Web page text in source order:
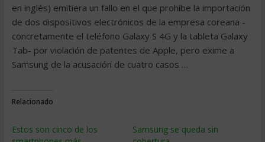
en inglés) emitiera un fallo en el que prohíbe la importación
de dos dispositivos electrónicos de la empresa coreana -
concretamente el teléfono Galaxy S 4G y la tableta Galaxy
Tab- por violación de patentes de Apple, pero exime a
Samsung de la acusación de cuatro casos …
Relacionado
Estos son cinco de los
Samsung se queda sin